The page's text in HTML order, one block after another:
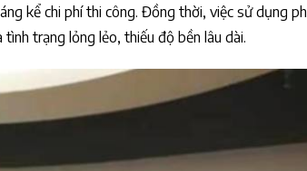
kể chi phí thi công. Đồng thời, việc sử dụng
tình trạng lỏng lẻo, thiếu độ bền lâu dài.